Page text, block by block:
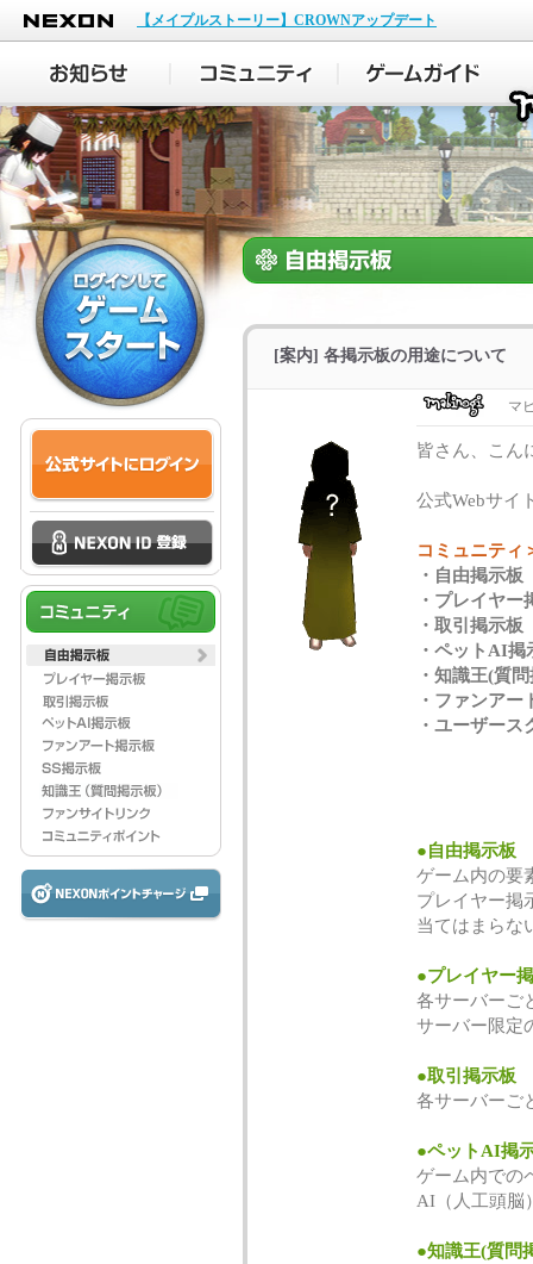
NEXON
【メイプルストーリー】CROWNアップデート
[案内] 各掲示板の用途について
マ
皆さん、こん
公式Webサイ
コミュニティ
・自由掲示板
・プレイヤー
・取引掲示板
・ペットAI掲
・知識王(質
・ファンアー
・ユーザース
●自由掲示板
ゲーム内の要
プレイヤー掲
当てはまらな
●プレイヤー
各サーバーご
サーバー限定
●取引掲示板
各サーバーご
●ペットAI掲
ゲーム内での
AI（人工頭脳
●知識王(質問